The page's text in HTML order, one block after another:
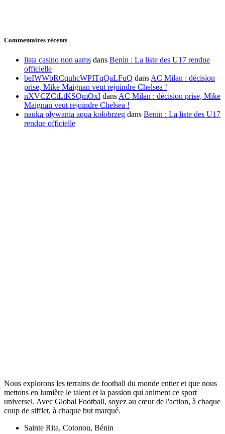
Commentaires récents
lista casino non aams dans Benin : La liste des U17 rendue
officielle
beIWWbRCquhcWPITqQaLFuQ dans AC Milan : décision
prise, Mike Maignan veut rejoindre Chelsea !
nXVCZCtLtKSQmOxI dans AC Milan : décision prise, Mike
Maignan veut rejoindre Chelsea !
nauka pływania aqua kołobrzeg dans Benin : La liste des U17
rendue officielle
Nous explorons les terrains de football du monde entier et que nous
mettons en lumière le talent et la passion qui animent ce sport
universel. Avec Global Football, soyez au cœur de l'action, à chaque
coup de sifflet, à chaque but marqué.
Sainte Rita, Cotonou, Bénin